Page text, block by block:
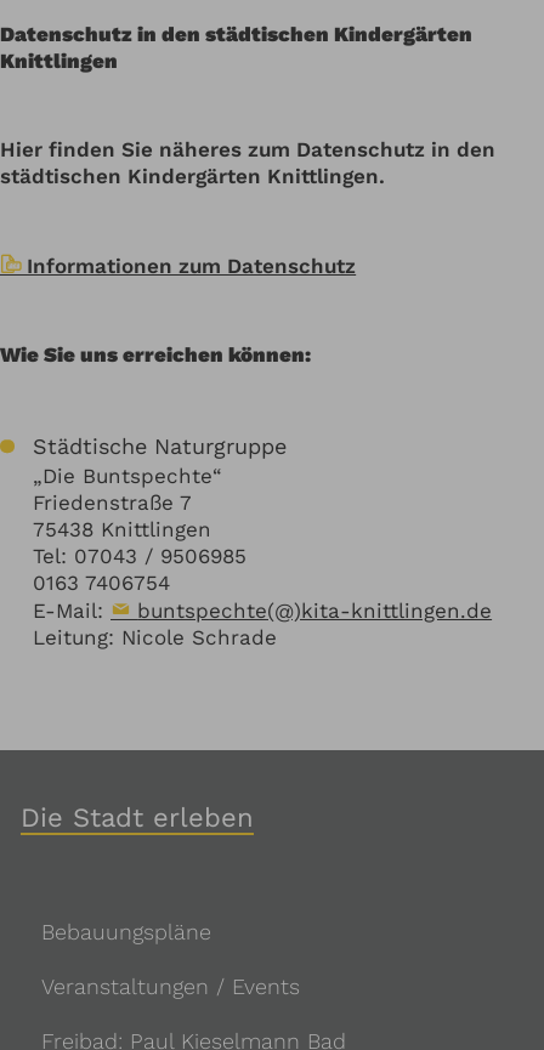
Datenschutz in den städtischen Kindergärten
Knittlingen
Hier finden Sie näheres zum Datenschutz in den
städtischen Kindergärten Knittlingen.
Informationen zum Datenschutz
Wie Sie uns erreichen können:
Städtische Naturgruppe
„Die Buntspechte“
Friedenstraße 7
75438 Knittlingen
Tel: 07043 / 9506985
0163 7406754
E-Mail:
buntspechte(@)kita-knittlingen.de
Leitung: Nicole Schrade
Die Stadt erleben
Bebauungspläne
Veranstaltungen / Events
Freibad: Paul Kieselmann Bad